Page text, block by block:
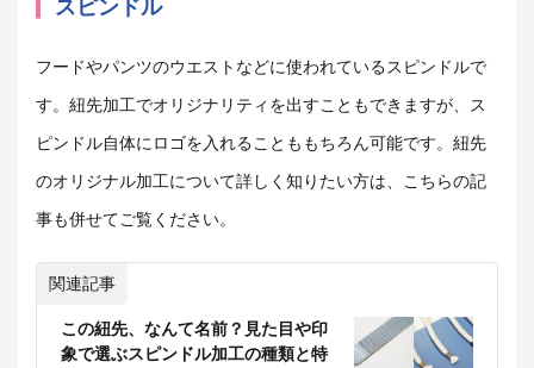
スピンドル
フードやパンツのウエストなどに使われているスピンドルで
す。紐先加工でオリジナリティを出すこともできますが、ス
ピンドル自体にロゴを入れることももちろん可能です。紐先
のオリジナル加工について詳しく知りたい方は、こちらの記
事も併せてご覧ください。
関連記事
この紐先、なんて名前？見た目や印
象で選ぶスピンドル加工の種類と特